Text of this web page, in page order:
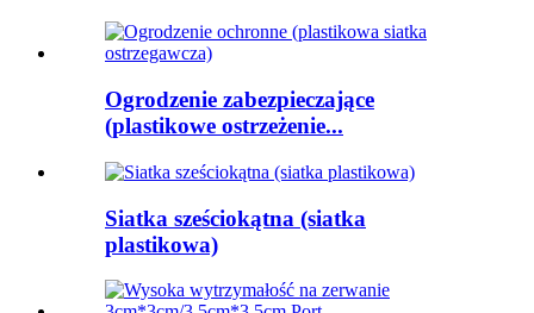
Ogrodzenie zabezpieczające
(plastikowe ostrzeżenie...
Siatka sześciokątna (siatka
plastikowa)